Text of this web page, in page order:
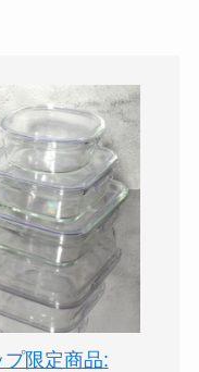
限定商品: